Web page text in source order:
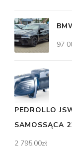
97
PEDROLLO
SAMOSSĄCA
2 795,00zł